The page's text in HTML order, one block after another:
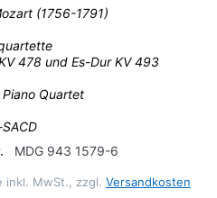
(1756-1791)
478 und Es-Dur KV 493
Quartet
MDG 943 1579-6
inkl. MwSt., zzgl. Versandkosten